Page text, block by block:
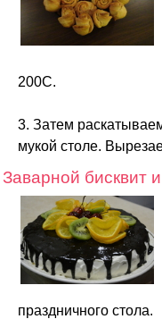
200С.
3. Затем
мукой столе.
Заварной бисквит
праздничного стола.